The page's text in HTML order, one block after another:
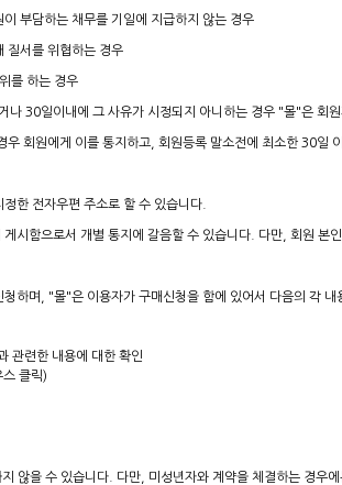
부담하는 채무를 기일에 지급하지 않는 경우
질서를 위협하는 경우
를 하는 경우
30일이내에 그 사유가 시정되지 아니하는 경우 "몰"은 회원
회원에게 이를 통지하고, 회원등록 말소전에 최소한 30일
한 전자우편 주소로 할 수 있습니다.
함으로서 개별 통지에 갈음할 수 있습니다. 다만, 회원 본
하며, "몰"은 이용자가 구매신청을 함에 있어서 다음의 각
관련한 내용에 대한 확인
클릭)
을 수 있습니다. 다만, 미성년자와 계약을 체결하는 경우